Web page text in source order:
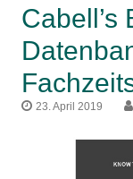
Cabell’s
23. April 2019